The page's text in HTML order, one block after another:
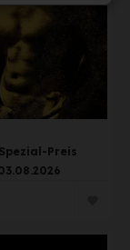
Preis